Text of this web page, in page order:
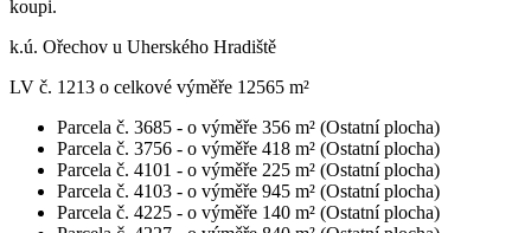
koupi.
k.ú. Ořechov u Uherského Hradiště
LV č. 1213 o celkové výměře 12565 m²
Parcela č. 3685 - o výměře 356 m² (Ostatní plocha)
Parcela č. 3756 - o výměře 418 m² (Ostatní plocha)
Parcela č. 4101 - o výměře 225 m² (Ostatní plocha)
Parcela č. 4103 - o výměře 945 m² (Ostatní plocha)
Parcela č. 4225 - o výměře 140 m² (Ostatní plocha)